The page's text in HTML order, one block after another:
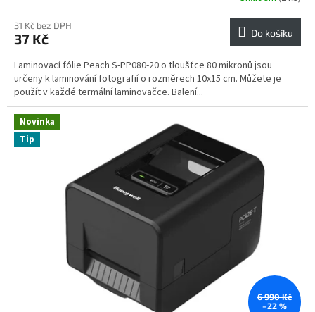
31 Kč bez DPH
37 Kč Do košíku
Laminovací fólie Peach S-PP080-20 o tloušťce 80 mikronů jsou
určeny k laminování fotografií o rozměrech 10x15 cm. Můžete je
použít v každé termální laminovačce. Balení...
Novinka
Tip
6 990 Kč
–22 %